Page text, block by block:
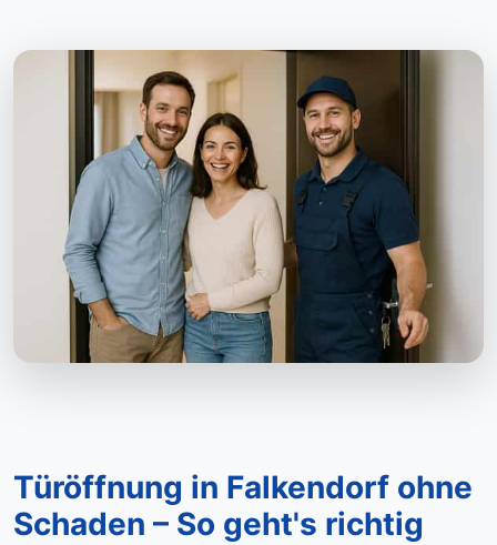
Türöffnung in Falkendorf ohne
Schaden – So geht's richtig